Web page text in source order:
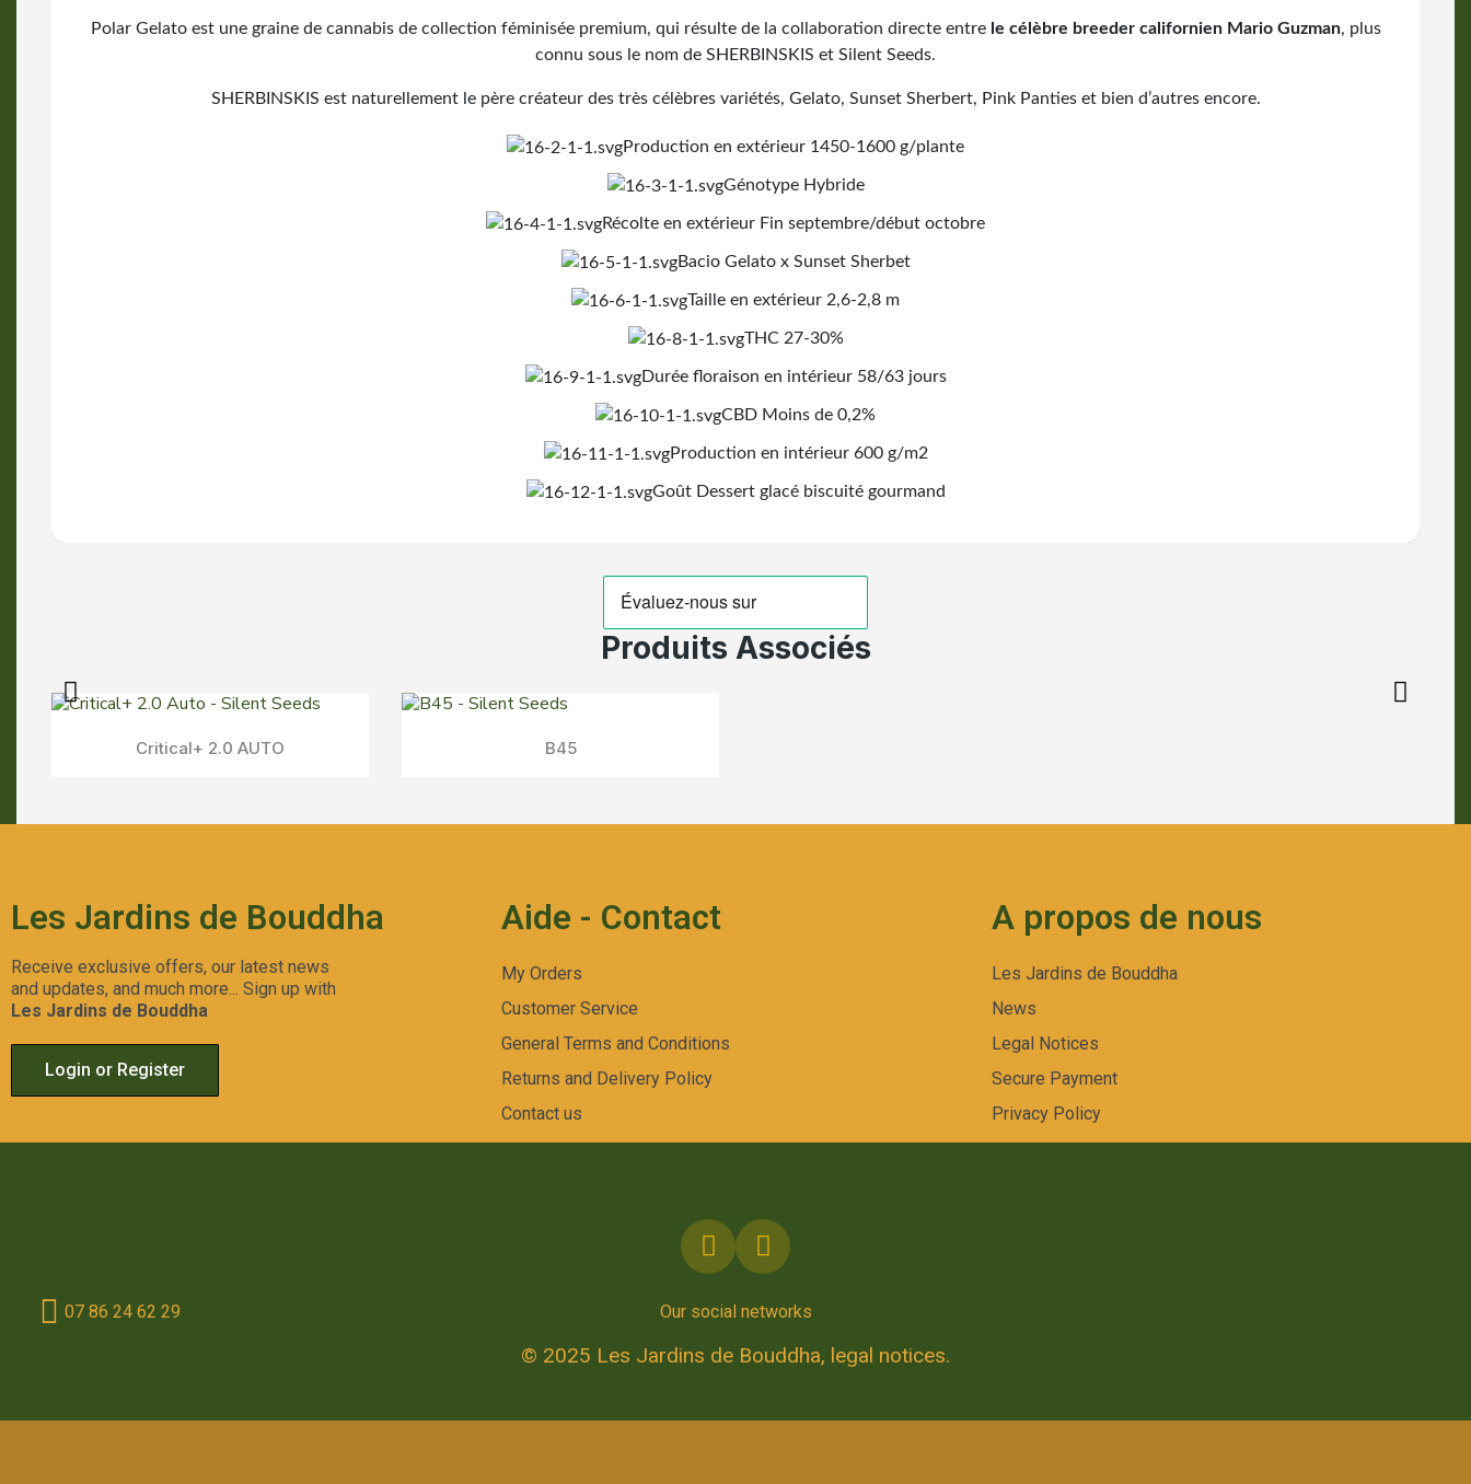
Polar Gelato est une graine de cannabis de collection féminisée premium, qui résulte de la collaboration directe entre le célèbre breeder californien Mario Guzman, plus
connu sous le nom de SHERBINSKIS et Silent Seeds.
SHERBINSKIS est naturellement le père créateur des très célèbres variétés, Gelato, Sunset Sherbert, Pink Panties et bien d’autres encore.
Production en extérieur 1450-1600 g/plante
Génotype Hybride
Récolte en extérieur Fin septembre/début octobre
Bacio Gelato x Sunset Sherbet
Taille en extérieur 2,6-2,8 m
THC 27-30%
Durée floraison en intérieur 58/63 jours
CBD Moins de 0,2%
Production en intérieur 600 g/m2
Goût Dessert glacé biscuité gourmand
Produits Associés
Aperçu Rapide
Critical+ 2.0 AUTO Aperçu Rapide
B45
Les Jardins de Bouddha
Receive exclusive offers, our latest news
and updates, and much more... Sign up with
Les Jardins de Bouddha
Login or Register
Aide - Contact
My Orders
Customer Service
General Terms and Conditions
Returns and Delivery Policy
Contact us
A propos de nous
Les Jardins de Bouddha
News
Legal Notices
Secure Payment
Privacy Policy
Our social networks
07 86 24 62 29
© 2025 Les Jardins de Bouddha, legal notices.